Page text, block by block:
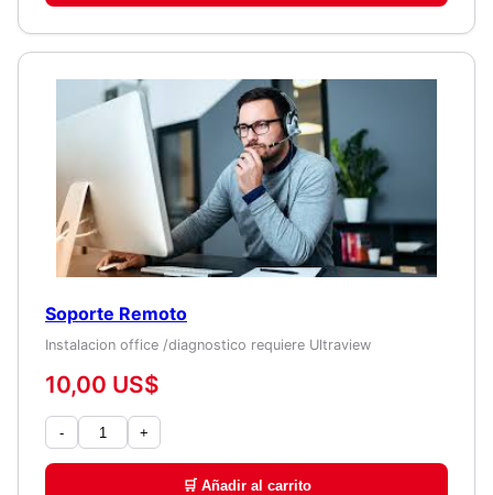
Soporte Remoto
Instalacion office /diagnostico requiere Ultraview
10,00 US$
- +
🛒 Añadir al carrito